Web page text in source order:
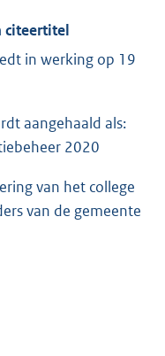
citeertitel
in werking op 19
aangehaald als:
2020
van het college
van de gemeente